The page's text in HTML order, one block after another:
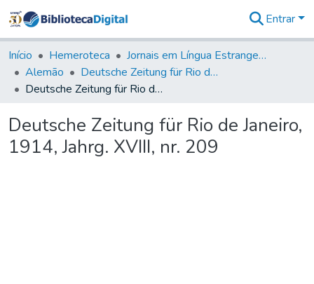
&
Coleções
Tudo na
Biblioteca
Estatísticas
Entrar
Início Hemeroteca
Jornais em Língua Estrangeira
Alemão
Deutsche Zeitung für Rio de Janeiro
Deutsche Zeitung für Rio de Janeiro, 1914, Jahrg. XVIII, nr. 209
Deutsche Zeitung für Rio de Janeiro,
1914, Jahrg. XVIII, nr. 209